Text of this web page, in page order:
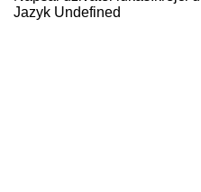
Jazyk Undefined